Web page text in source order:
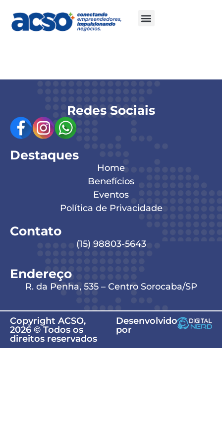
Redes Sociais
Destaques
Home
Benefícios
Eventos
Política de Privacidade
Contato
(15) 98803-5643
Endereço
R. da Penha, 535 – Centro Sorocaba/SP
Copyright ACSO,
2026 © Todos os
direitos reservados
Desenvolvido
por